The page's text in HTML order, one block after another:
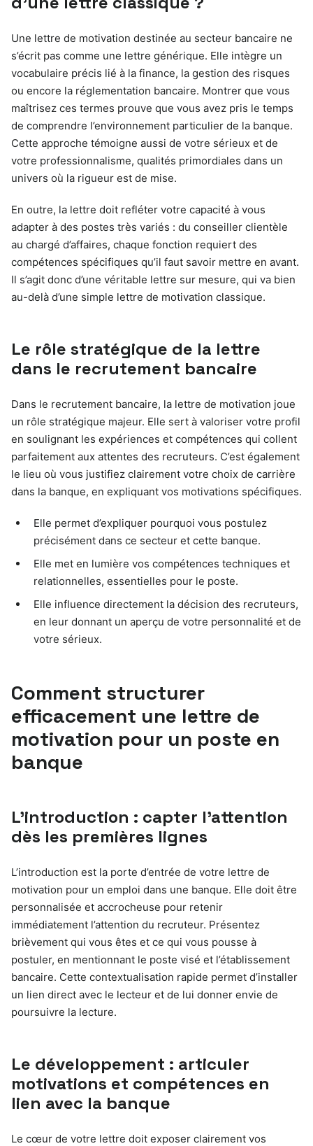
Une lettre de motivation destinée au secteur bancaire ne
s’écrit pas comme une lettre générique. Elle intègre un
vocabulaire précis lié à la finance, la gestion des risques
ou encore la réglementation bancaire. Montrer que vous
maîtrisez ces termes prouve que vous avez pris le temps
de comprendre l’environnement particulier de la banque.
Cette approche témoigne aussi de votre sérieux et de
votre professionnalisme, qualités primordiales dans un
univers où la rigueur est de mise.
En outre, la lettre doit refléter votre capacité à vous
adapter à des postes très variés : du conseiller clientèle
au chargé d’affaires, chaque fonction requiert des
compétences spécifiques qu’il faut savoir mettre en avant.
Il s’agit donc d’une véritable lettre sur mesure, qui va bien
au-delà d’une simple lettre de motivation classique.
Le rôle stratégique de la lettre
dans le recrutement bancaire
Dans le recrutement bancaire, la lettre de motivation joue
un rôle stratégique majeur. Elle sert à valoriser votre profil
en soulignant les expériences et compétences qui collent
parfaitement aux attentes des recruteurs. C’est également
le lieu où vous justifiez clairement votre choix de carrière
dans la banque, en expliquant vos motivations spécifiques.
Elle permet d’expliquer pourquoi vous postulez
précisément dans ce secteur et cette banque.
Elle met en lumière vos compétences techniques et
relationnelles, essentielles pour le poste.
Elle influence directement la décision des recruteurs,
en leur donnant un aperçu de votre personnalité et de
votre sérieux.
Comment structurer
efficacement une lettre de
motivation pour un poste en
banque
L’introduction : capter l’attention
dès les premières lignes
L’introduction est la porte d’entrée de votre lettre de
motivation pour un emploi dans une banque. Elle doit être
personnalisée et accrocheuse pour retenir
immédiatement l’attention du recruteur. Présentez
brièvement qui vous êtes et ce qui vous pousse à
postuler, en mentionnant le poste visé et l’établissement
bancaire. Cette contextualisation rapide permet d’installer
un lien direct avec le lecteur et de lui donner envie de
poursuivre la lecture.
Le développement : articuler
motivations et compétences en
lien avec la banque
Le cœur de votre lettre doit exposer clairement vos